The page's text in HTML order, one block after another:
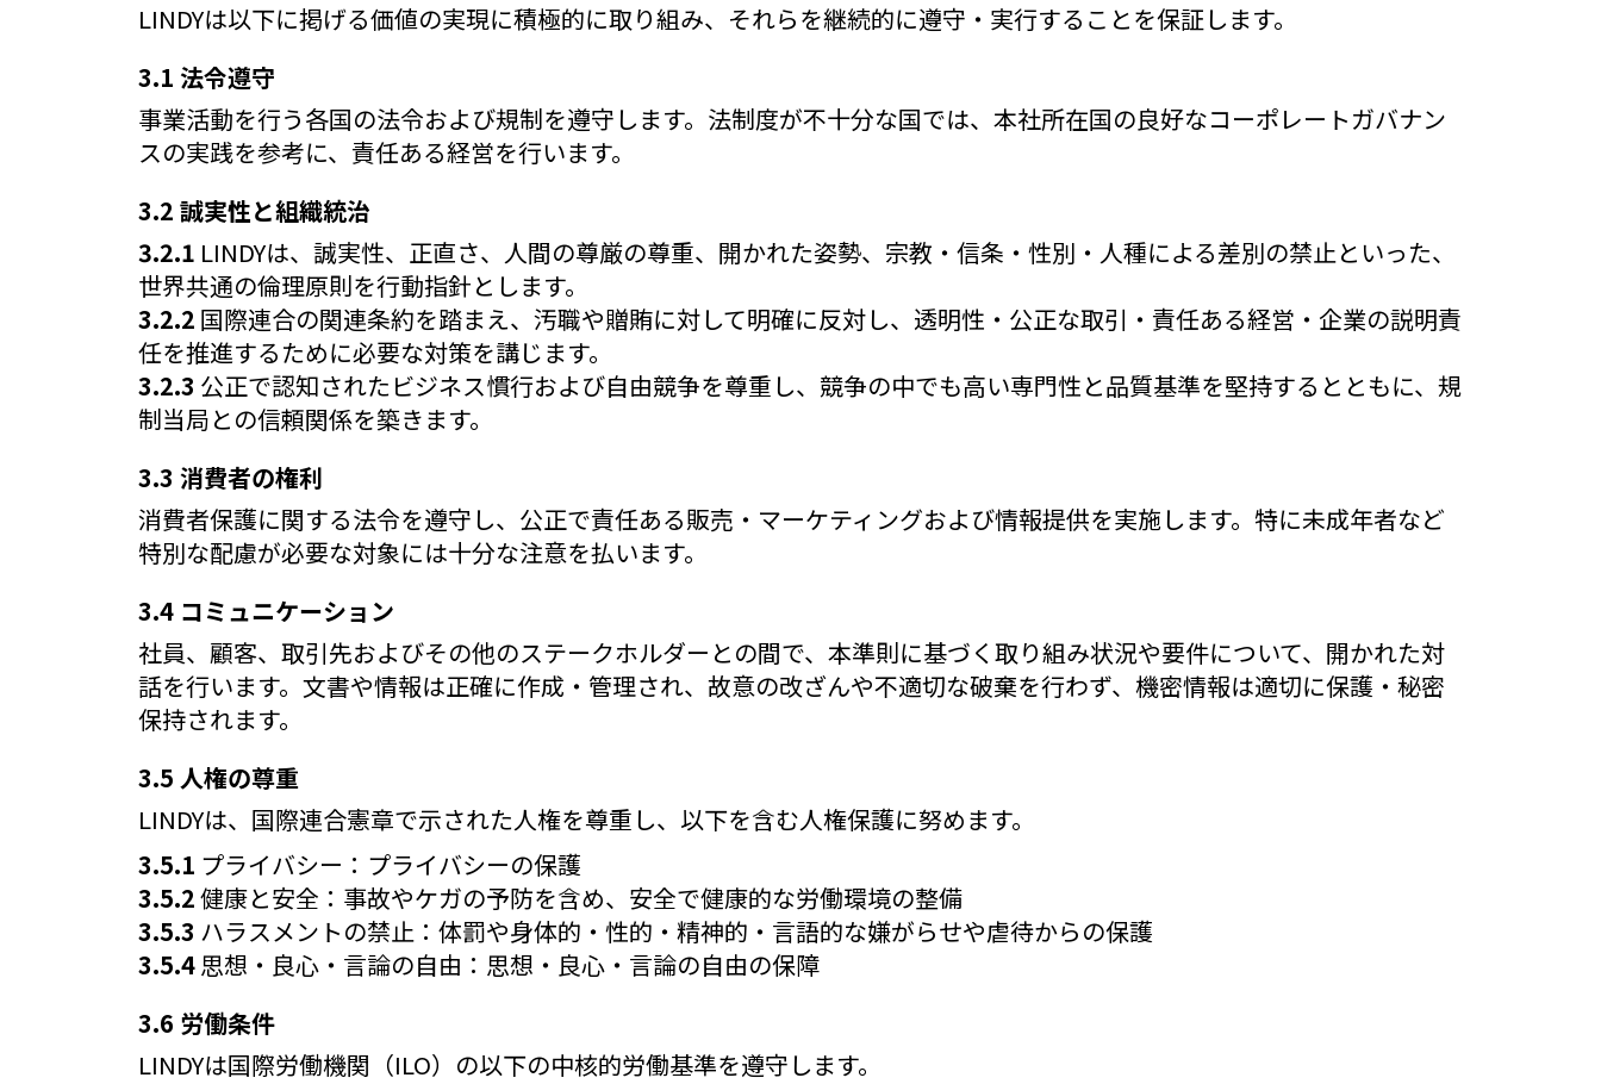
LINDYは以下に掲げる価値の実現に積極的に取り組み、それらを継続的に遵守・実行することを保証します。
3.1 法令遵守
事業活動を行う各国の法令および規制を遵守します。法制度が不十分な国では、本社所在国の良好なコーポレートガバナン
スの実践を参考に、責任ある経営を行います。
3.2 誠実性と組織統治
3.2.1 LINDYは、誠実性、正直さ、人間の尊厳の尊重、開かれた姿勢、宗教・信条・性別・人種による差別の禁止といった、
世界共通の倫理原則を行動指針とします。
3.2.2 国際連合の関連条約を踏まえ、汚職や贈賄に対して明確に反対し、透明性・公正な取引・責任ある経営・企業の説明責
任を推進するために必要な対策を講じます。
3.2.3 公正で認知されたビジネス慣行および自由競争を尊重し、競争の中でも高い専門性と品質基準を堅持するとともに、規
制当局との信頼関係を築きます。
3.3 消費者の権利
消費者保護に関する法令を遵守し、公正で責任ある販売・マーケティングおよび情報提供を実施します。特に未成年者など
特別な配慮が必要な対象には十分な注意を払います。
3.4 コミュニケーション
社員、顧客、取引先およびその他のステークホルダーとの間で、本準則に基づく取り組み状況や要件について、開かれた対
話を行います。文書や情報は正確に作成・管理され、故意の改ざんや不適切な破棄を行わず、機密情報は適切に保護・秘密
保持されます。
3.5 人権の尊重
LINDYは、国際連合憲章で示された人権を尊重し、以下を含む人権保護に努めます。
3.5.1 プライバシー：プライバシーの保護
3.5.2健康と安全：事故やケガの予防を含め、安全で健康的な労働環境の整備
3.5.3 ハラスメントの禁止：体罰や身体的・性的・精神的・言語的な嫌がらせや虐待からの保護
3.5.4思想・良心・言論の自由：思想・良心・言論の自由の保障
3.6 労働条件
LINDYは国際労働機関（ILO）の以下の中核的労働基準を遵守します。